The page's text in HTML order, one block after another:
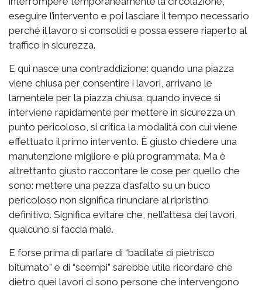
eseguire l’intervento e poi lasciare il tempo necessario
perché il lavoro si consolidi e possa essere riaperto al
traffico in sicurezza.
E qui nasce una contraddizione: quando una piazza
viene chiusa per consentire i lavori, arrivano le
lamentele per la piazza chiusa; quando invece si
interviene rapidamente per mettere in sicurezza un
punto pericoloso, si critica la modalità con cui viene
effettuato il primo intervento. È giusto chiedere una
manutenzione migliore e più programmata. Ma è
altrettanto giusto raccontare le cose per quello che
sono: mettere una pezza d’asfalto su un buco
pericoloso non significa rinunciare al ripristino
definitivo. Significa evitare che, nell’attesa dei lavori,
qualcuno si faccia male.
E forse prima di parlare di “badilate di pietrisco
bitumato” e di “scempi” sarebbe utile ricordare che
dietro quei lavori ci sono persone che intervengono